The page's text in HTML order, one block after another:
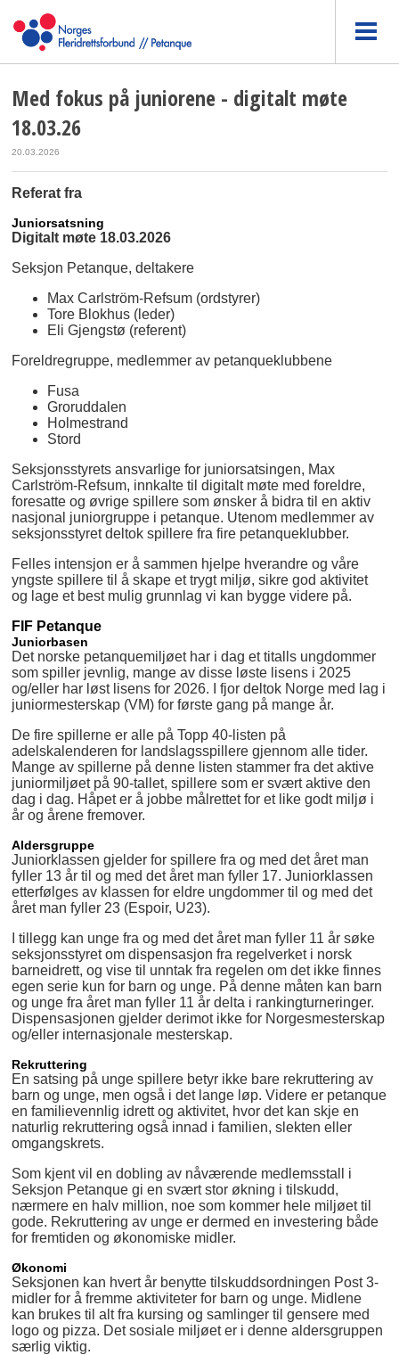
Med fokus på juniorene - digitalt møte
18.03.26
20.03.2026
Referat fra
Juniorsatsning
Digitalt møte 18.03.2026
Seksjon Petanque, deltakere
Max Carlström-Refsum (ordstyrer)
Tore Blokhus (leder)
Eli Gjengstø (referent)
Foreldregruppe, medlemmer av petanqueklubbene
Fusa
Groruddalen
Holmestrand
Stord
Seksjonsstyrets ansvarlige for juniorsatsingen, Max
Carlström-Refsum, innkalte til digitalt møte med foreldre,
foresatte og øvrige spillere som ønsker å bidra til en aktiv
nasjonal juniorgruppe i petanque. Utenom medlemmer av
seksjonsstyret deltok spillere fra fire petanqueklubber.
Felles intensjon er å sammen hjelpe hverandre og våre
yngste spillere til å skape et trygt miljø, sikre god aktivitet
og lage et best mulig grunnlag vi kan bygge videre på.
FIF Petanque
Juniorbasen
Det norske petanquemiljøet har i dag et titalls ungdommer
som spiller jevnlig, mange av disse løste lisens i 2025
og/eller har løst lisens for 2026. I fjor deltok Norge med lag i
juniormesterskap (VM) for første gang på mange år.
De fire spillerne er alle på Topp 40-listen på
adelskalenderen for landslagsspillere gjennom alle tider.
Mange av spillerne på denne listen stammer fra det aktive
juniormiljøet på 90-tallet, spillere som er svært aktive den
dag i dag. Håpet er å jobbe målrettet for et like godt miljø i
år og årene fremover.
Aldersgruppe
Juniorklassen gjelder for spillere fra og med det året man
fyller 13 år til og med det året man fyller 17. Juniorklassen
etterfølges av klassen for eldre ungdommer til og med det
året man fyller 23 (Espoir, U23).
I tillegg kan unge fra og med det året man fyller 11 år søke
seksjonsstyret om dispensasjon fra regelverket i norsk
barneidrett, og vise til unntak fra regelen om det ikke finnes
egen serie kun for barn og unge. På denne måten kan barn
og unge fra året man fyller 11 år delta i rankingturneringer.
Dispensasjonen gjelder derimot ikke for Norgesmesterskap
og/eller internasjonale mesterskap.
Rekruttering
En satsing på unge spillere betyr ikke bare rekruttering av
barn og unge, men også i det lange løp. Videre er petanque
en familievennlig idrett og aktivitet, hvor det kan skje en
naturlig rekruttering også innad i familien, slekten eller
omgangskrets.
Som kjent vil en dobling av nåværende medlemsstall i
Seksjon Petanque gi en svært stor økning i tilskudd,
nærmere en halv million, noe som kommer hele miljøet til
gode. Rekruttering av unge er dermed en investering både
for fremtiden og økonomiske midler.
Økonomi
Seksjonen kan hvert år benytte tilskuddsordningen Post 3-
midler for å fremme aktiviteter for barn og unge. Midlene
kan brukes til alt fra kursing og samlinger til gensere med
logo og pizza. Det sosiale miljøet er i denne aldersgruppen
særlig viktig.